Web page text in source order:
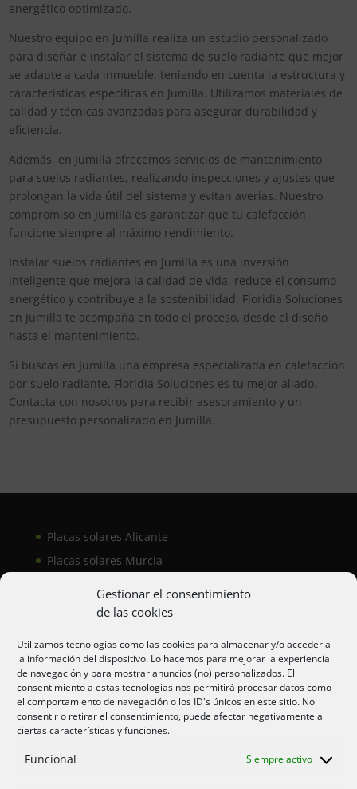
Gestionar el consentimiento
de las cookies
Utilizamos tecnologías como las cookies para almacenar y/o acceder a
la información del dispositivo. Lo hacemos para mejorar la experiencia
de navegación y para mostrar anuncios (no) personalizados. El
consentimiento a estas tecnologías nos permitirá procesar datos como
el comportamiento de navegación o los ID's únicos en este sitio. No
consentir o retirar el consentimiento, puede afectar negativamente a
ciertas características y funciones.
Funcional Siempre activo
energético optimizado.
Nuestro equipo en Jumilla realiza un estudio personalizado
para diseñar e instalar el sistema de suelo radiante que mejor
se adapte a cada inmueble, teniendo en cuenta la estructura y
características específicas en Jumilla. Utilizamos materiales de
calidad y técnicas avanzadas para asegurar durabilidad y
eficiencia.
Además, en Jumilla ofrecemos servicios de mantenimiento
para suelos radiantes, realizando inspecciones y ajustes que
prolongan la vida útil del sistema y evitan averías. Nuestro
compromiso en Jumilla es garantizar que tu calefacción
funcione siempre al máximo rendimiento.
Instalar suelos radiantes en Jumilla es una inversión
inteligente que mejora la calidad de vida, reduce el consumo
energético y contribuye a la sostenibilidad. Floridia Soluciones
en Jumilla te acompaña en todo el proceso, desde el diseño
hasta el mantenimiento.
Si buscas en Jumilla una empresa especializada en calefacción
por suelo radiante, Floridia Soluciones es tu mejor aliado.
Contacta con nosotros para recibir asesoramiento y un
presupuesto personalizado en Jumilla.
Placas solares Alicante
Placas solares Murcia
Aire acondicionado Alicante
Aire acondicionador Murcia
Aire acondicionado San Juan